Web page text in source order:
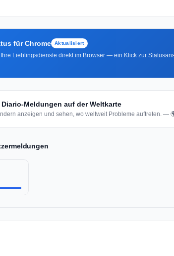
für Chrome Aktualisiert
Lieblingsdienste direkt im Browser — ein Klick zur
Diario-Meldungen auf der Weltkarte
anzeigen und sehen, wo weltweit Probleme auftreten. —